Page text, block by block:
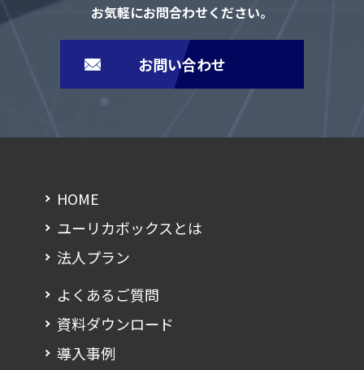
お気軽にお問合わせください。
お問い合わせ
HOME
ユーリカボックスとは
法人プラン
よくあるご質問
資料ダウンロード
導入事例